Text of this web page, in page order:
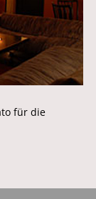
für die